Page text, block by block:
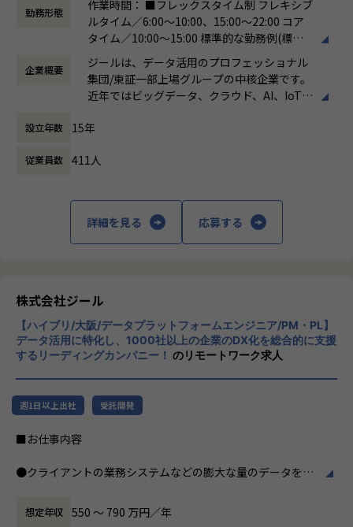
当社には大きく分けて3つの事業部があり、当求人はiTOC事
業部BzD部0-WANの求人となります。
キャリア/ISPの大規模ネットワークの運用～構築やコンサル
ティングを伴うネットワークSIといったネットワーク領域の
技術支援を中心に、ゼロトラスト事業とネットワーク自動化
事業にも注力しています。
◎BzD部
ビジネスディベロップメントの意味で、その名の通り、新し
アサイン予定のチームについて
・テクニカルサポートチーム
・2022年に新規に立ち上げたプロジェクトです
・組織拡大へ向けてチーム化を進めています
・幅広い年齢層や男女問わずエンジニアが活躍しており、フ
ラットで多様性のあるチームです。
め、学習トレーニングや検証環境が充実しており、技術スキ
く、DB、インフラ、プロジェクト管理、エンドユーザーと
のコミュニケーション能力など、幅広い経験に基づくスキル
アップ・キャリアアップが可能な環境です。
●エンドユーザー様と直接やり取りをする立場であり、要件
定義など上流工程に携われます。
適正に応じて、会社の指示する業務への異動を命じることが
勤務形態
作業時間： ■フレックスタイム制 フレキシブ
ルタイム／6:00～10:00、15:00～22:00 コア
タイム／10:00～15:00 標準的な勤務例(標準
労働時間)／9:00～18:00
働き方：フレックス制（コアタイムあり）
時間外労働の有無： 有（月平均19時間）
休憩時間： 60分
企業概要
ジールは、データ活用のプロフェッショナル
集団/東証一部上場グループの中核企業です。
近年ではビッグデータ、クラウド、AI、IoTを
する立場にスコープを拡張しています。
顧客の大半は大手企業となっており、30年以
■Mission：専門性と技術力、高度な分析ノ
ズに応えるため、私たちは「プロフェッショ
ナルサービスの大衆化」をミッションとして
掲げております。高い専門性を持った技術
力、深い経験から得られた多様性のある高度
な分析力をハイクオリティ＆ローコストで提
供することで、企業の競争優位確保に貢献す
ることを私たちは使命としております。
員全員が燃える会社」を目指しています。理
展する企業です。そして、社員全員が燃え続
設立年数 15年
従業員数 411人
詳細を見る 応募する
株式会社ジール
【ハイブリ/大阪/データプラットフォームエンジニア/PM・PL】
データ活用に特化し、1000社以上の企業のDX化を総合的に支援
するリーディングカンパニー！ のリモートワーク求人
週1日以上出社 受託開発
■お仕事内容
●クライアントの業務システムなどの膨大な量のデータを蓄
s Intelligence)を含むデータプラットフォームの導入から実
行支援までを行っています。
想定年収 550 〜 790 万円／年